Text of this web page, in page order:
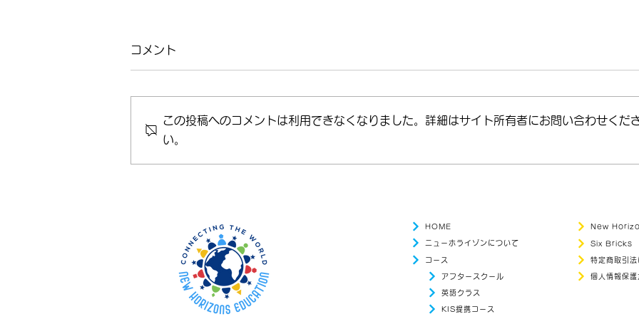
Afterschool Advanced
＼英語 × 体験 × 春のスプリ
【英
コメント
この投稿へのコメントは利用できなくなりました。詳細はサイト所有者にお問い合わせくだ
い。
HOME
ニューホライゾンについて
コース
アフタースクール
英語クラス
KIS提携コース
New
Six Bricks
特定商取引法
個人情報保護